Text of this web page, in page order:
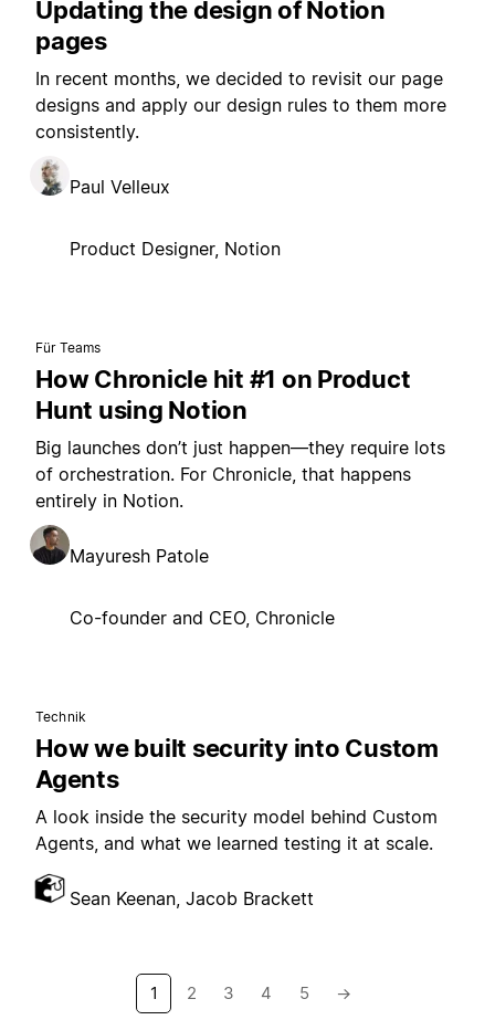
Updating the design of Notion
pages
In recent months, we decided to revisit our page
designs and apply our design rules to them more
consistently.
Paul Velleux
Product Designer, Notion
Für Teams
How Chronicle hit #1 on Product
Hunt using Notion
Big launches don’t just happen—they require lots
of orchestration. For Chronicle, that happens
entirely in Notion.
Mayuresh Patole
Co-founder and CEO, Chronicle
Technik
How we built security into Custom
Agents
A look inside the security model behind Custom
Agents, and what we learned testing it at scale.
Sean Keenan, Jacob Brackett
1 2 3 4 5 →